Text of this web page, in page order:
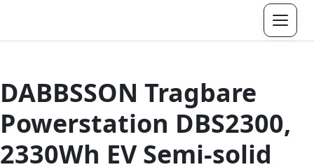
Menü
DABBSSON Tragbare
Powerstation DBS2300,
2330Wh EV Semi-solid